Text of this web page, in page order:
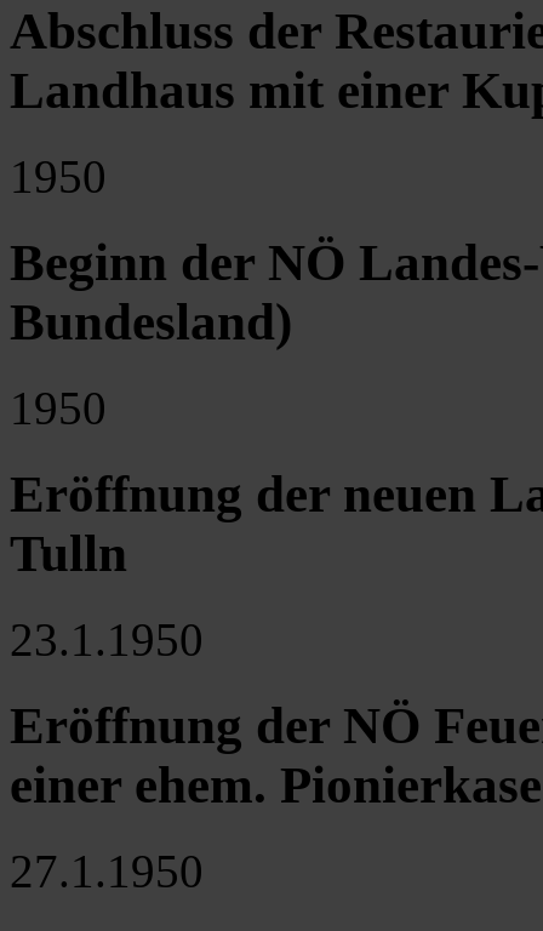
Abschluss der
Landhaus mit einer
1950
Beginn der NÖ
Bundesland)
1950
Eröffnung der neuen
Tulln
23.1.1950
Eröffnung der NÖ
einer ehem.
27.1.1950